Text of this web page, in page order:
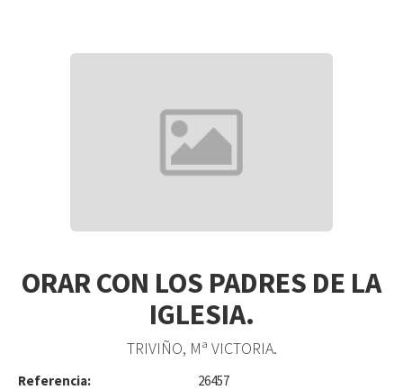
ORAR CON LOS PADRES DE LA
IGLESIA.
TRIVIÑO, Mª VICTORIA.
Referencia: 26457